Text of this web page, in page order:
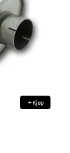
Kjøp